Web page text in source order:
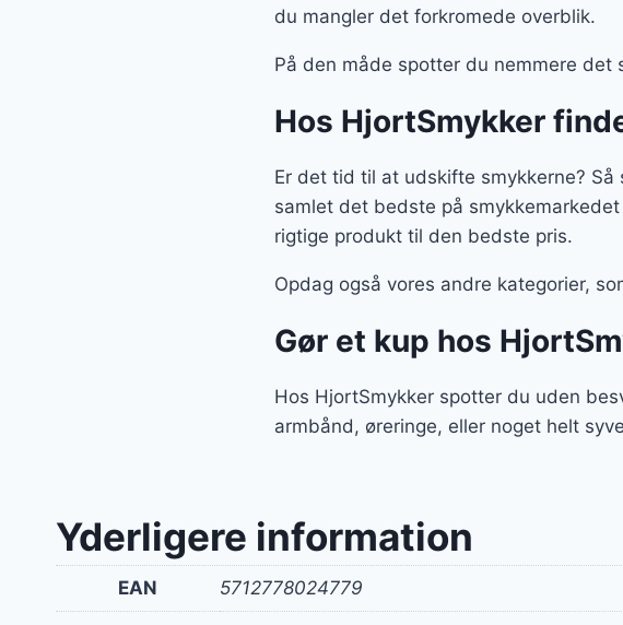
du mangler det forkromede overblik.
På den måde spotter du nemmere det
Hos HjortSmykker
Er det tid til at udskifte smykkerne?
samlet det bedste på
rigtige produkt til den bedste pris.
Opdag også vores andre kategorier,
Gør et kup hos
Hos HjortSmykker spotter du uden
armbånd, øreringe, eller noget helt
Yderligere information
EAN 5712778024779